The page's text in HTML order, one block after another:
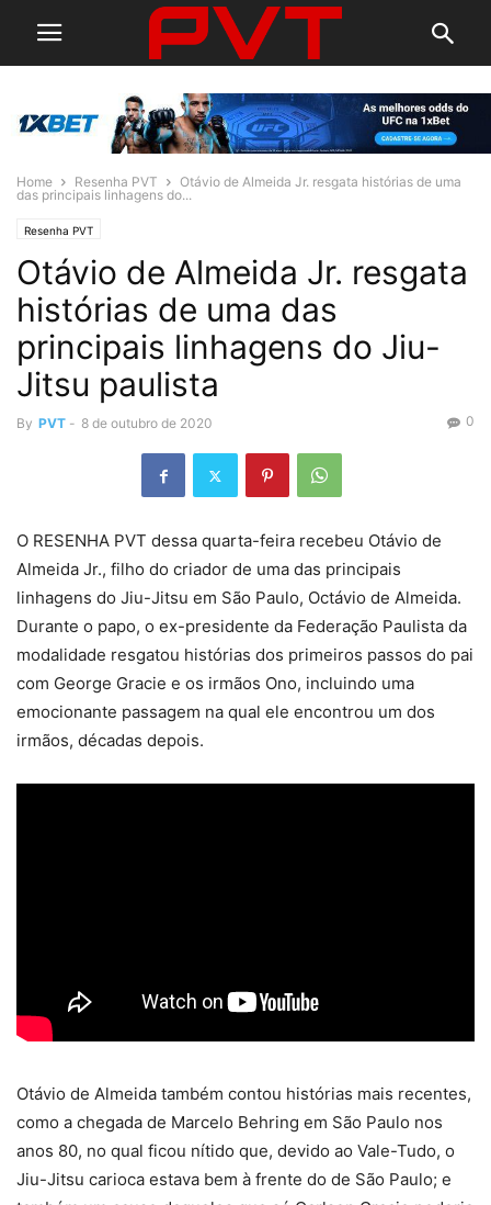
Home Resenha PVT
Otávio de Almeida Jr. resgata histórias de uma
das principais linhagens do...
Resenha PVT
Otávio de Almeida Jr. resgata
histórias de uma das
principais linhagens do Jiu-
Jitsu paulista
By PVT - 8 de outubro de 2020 0
O RESENHA PVT dessa quarta-feira recebeu Otávio de
Almeida Jr., filho do criador de uma das principais
linhagens do Jiu-Jitsu em São Paulo, Octávio de Almeida.
Durante o papo, o ex-presidente da Federação Paulista da
modalidade resgatou histórias dos primeiros passos do pai
com George Gracie e os irmãos Ono, incluindo uma
emocionante passagem na qual ele encontrou um dos
irmãos, décadas depois.
Otávio de Almeida também contou histórias mais recentes,
como a chegada de Marcelo Behring em São Paulo nos
anos 80, no qual ficou nítido que, devido ao Vale-Tudo, o
Jiu-Jitsu carioca estava bem à frente do de São Paulo; e